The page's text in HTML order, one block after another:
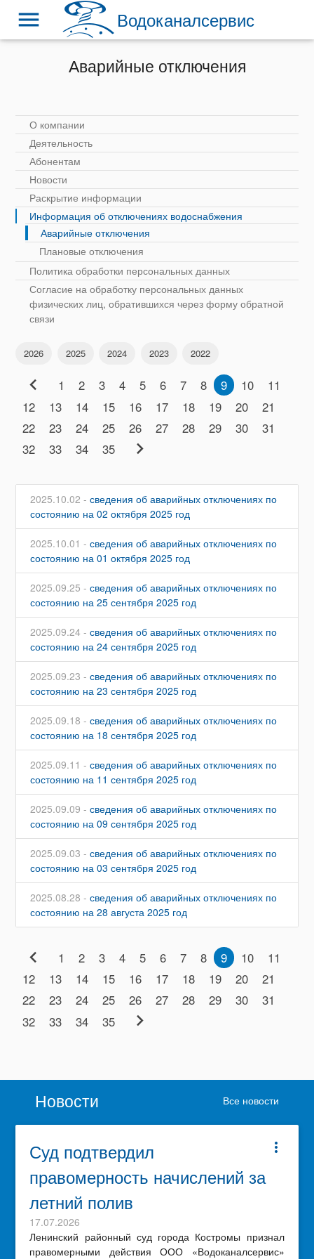
Водоканалсервис
menu
Аварийные отключения
О компании
Деятельность
Абонентам
Новости
Раскрытие информации
Информация об отключениях водоснабжения
Аварийные отключения
Плановые отключения
Политика обработки персональных данных
Согласие на обработку персональных данных
физических лиц, обратившихся через форму обратной
связи
2026 2025 2024 2023 2022
chevron_left 1 2 3 4 5 6 7 8 9 10
11
12
13 14 15 16 17 18 19 20
21
22
23 24 25 26 27 28 29 30
31
32
33 34 35 chevron_right
2025.10.02 -сведения об аварийных отключениях по
состоянию на 02 октября 2025 год
2025.10.01 -сведения об аварийных отключениях по
состоянию на 01 октября 2025 год
2025.09.25 -сведения об аварийных отключениях по
состоянию на 25 сентября 2025 год
2025.09.24 -сведения об аварийных отключениях по
состоянию на 24 сентября 2025 год
2025.09.23 -сведения об аварийных отключениях по
состоянию на 23 сентября 2025 год
2025.09.18 -сведения об аварийных отключениях по
состоянию на 18 сентября 2025 год
2025.09.11 -сведения об аварийных отключениях по
состоянию на 11 сентября 2025 год
2025.09.09 -сведения об аварийных отключениях по
состоянию на 09 сентября 2025 год
2025.09.03 -сведения об аварийных отключениях по
состоянию на 03 сентября 2025 год
2025.08.28 -сведения об аварийных отключениях по
состоянию на 28 августа 2025 год
chevron_left 1 2 3 4 5 6 7 8 9 10
11
12
13 14 15 16 17 18 19 20
21
22
23 24 25 26 27 28 29 30
31
32
33 34 35 chevron_right
Новости Все новости
more_vert
Суд подтвердил
правомерность начислений за
летний полив
17.07.2026
Ленинский районный суд города Костромы признал
правомерными действия ООО «Водоканалсервис»